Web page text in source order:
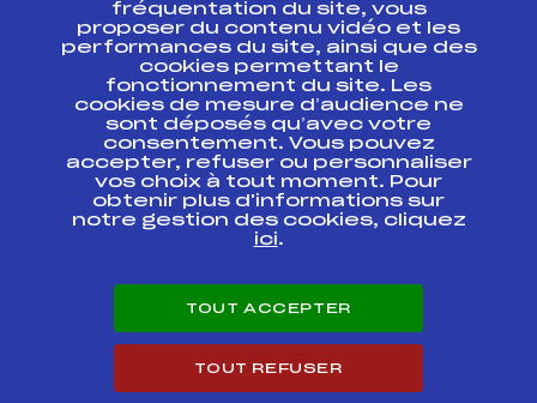
Ressources
Pass’Neige
Projet sportif fédéral
Projet de performance fédéral
Antidopage
Pôle Développement, Formation, Suivi
Scientifique
Listes ministérielles
Pôle vie de l’athlète
Enseignement professionnel
Carrières
fréquentation du site, vous
proposer du contenu vidéo et les
performances du site, ainsi que des
cookies permettant le
fonctionnement du site. Les
cookies de mesure d’audience ne
sont déposés qu’avec votre
consentement. Vous pouvez
accepter, refuser ou personnaliser
vos choix à tout moment. Pour
obtenir plus d'informations sur
notre gestion des cookies, cliquez
ici.
TOUT ACCEPTER
TOUT REFUSER